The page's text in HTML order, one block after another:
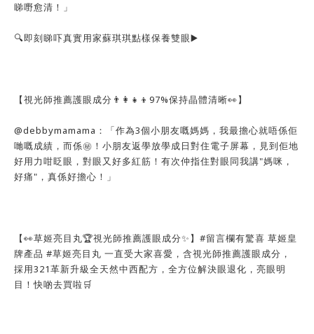
睇嘢愈清！」
🔍即刻睇吓真實用家蘇琪琪點樣保養雙眼▶️
【視光師推薦護眼成分👨‍👩‍👧‍👦97%保持晶體清晰👀】
@debbymamama：「作為3個小朋友嘅媽媽，我最擔心就唔係佢
哋嘅成績，而係㊙️！小朋友返學放學成日對住電子屏幕，見到佢地
好用力咁眨眼，對眼又好多紅筋！有次仲指住對眼同我講"媽咪，
好痛"，真係好擔心！」
【👀草姬亮目丸🏆視光師推薦護眼成分✨】#留言欄有驚喜 草姬皇
牌產品 #草姬亮目丸 一直受大家喜愛，含視光師推薦護眼成分，
採用321革新升級全天然中西配方，全方位解決眼退化，亮眼明
目！快啲去買啦🛒